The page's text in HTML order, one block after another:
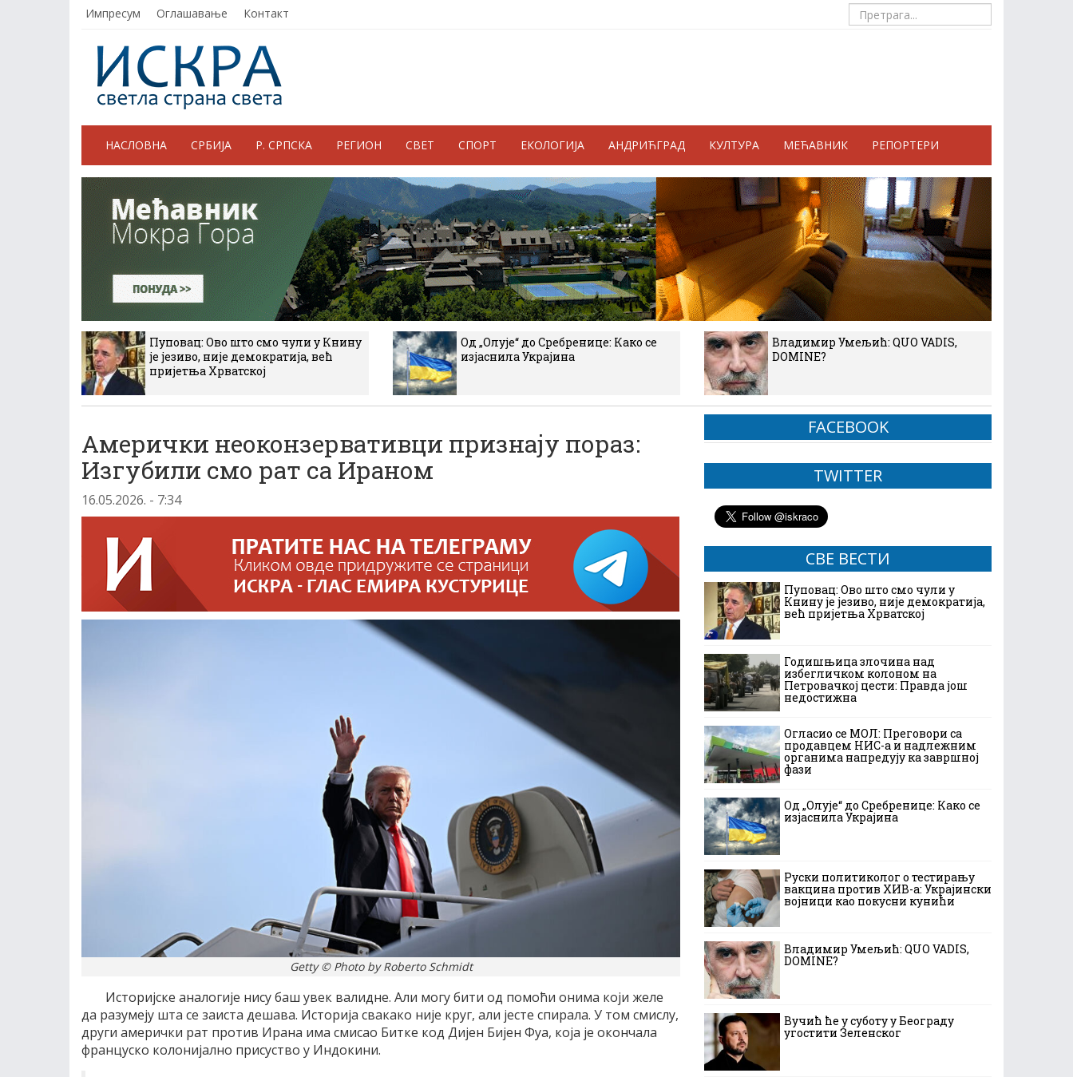
Импресум Оглашавање Контакт
НАСЛОВНА СРБИЈА Р. СРПСКА РЕГИОН СВЕТ СПОРТ ЕКОЛОГИЈА АНДРИЋГРАД КУЛТУРА МЕЋАВНИК РЕПОРТЕРИ
Пуповац: Ово што смо чули у Книну
је језиво, није демократија, већ
пријетња Хрватској
Од „Олује“ до Сребренице: Како се
изјаснила Украјина
Владимир Умељић: QUO VADIS,
DOMINE?
Амерички неоконзервативци признају пораз:
Изгубили смо рат са Ираном
16.05.2026. - 7:34
Getty © Photo by Roberto Schmidt
Историјске аналогије нису баш увек валидне. Али могу бити од помоћи онима који желе
да разумеју шта се заиста дешава. Историја свакако није круг, али јесте спирала. У том смислу,
други амерички рат против Ирана има смисао Битке код Дијен Бијен Фуа, која је окончала
француско колонијално присуство у Индокини.
FACEBOOK
TWITTER
СВЕ ВЕСТИ
Пуповац: Ово што смо чули у
Книну је језиво, није демократија,
већ пријетња Хрватској
Годишњица злочина над
избегличком колоном на
Петровачкој цести: Правда још
недостижна
Огласио се МОЛ: Преговори са
продавцем НИС-а и надлежним
органима напредују ка завршној
фази
Од „Олује“ до Сребренице: Како се
изјаснила Украјина
Руски политиколог о тестирању
вакцина против ХИВ-а: Украјински
војници као покусни кунићи
Владимир Умељић: QUO VADIS,
DOMINE?
Вучић ће у суботу у Београду
угостити Зеленског